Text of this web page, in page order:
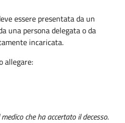
essere presentata da un
una persona delegata o da
incaricata.
allegare:
che ha accertato il decesso.